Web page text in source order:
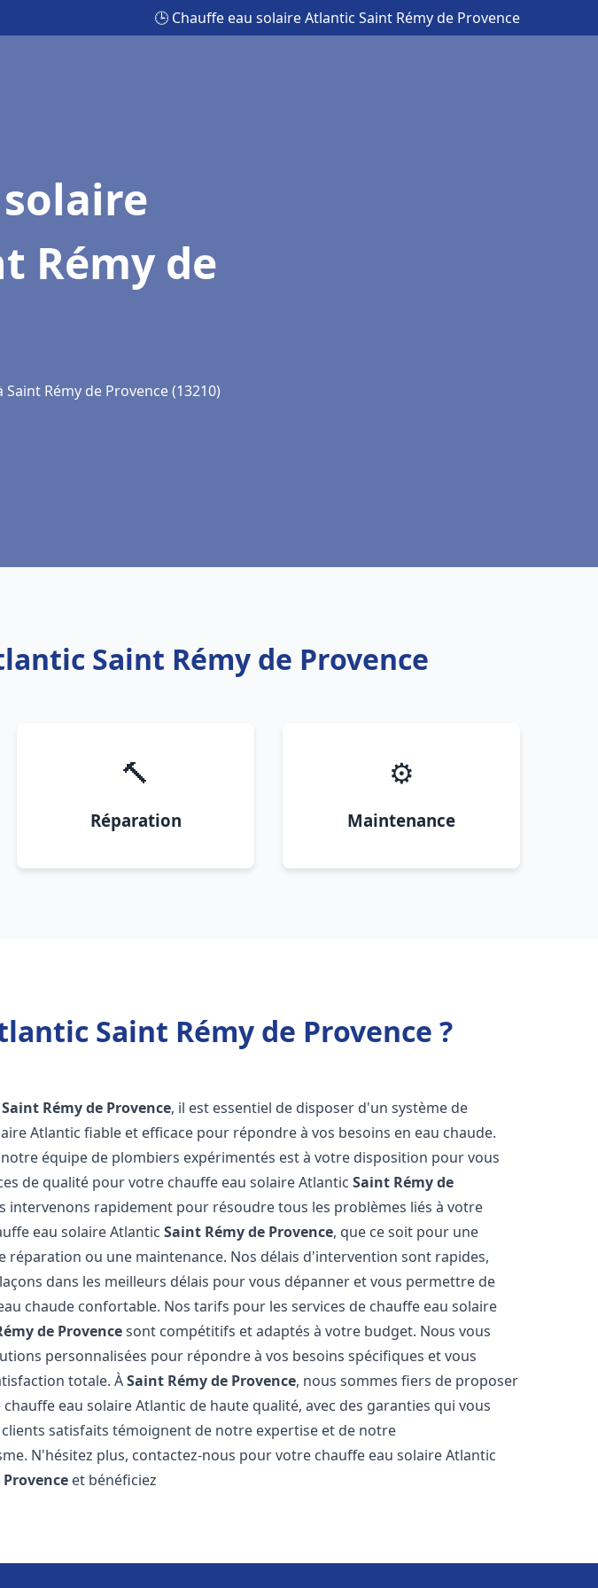
🕒 Chauffe eau solaire Atlantic Saint Rémy de Provence
Rémy de
Rémy de Provence (13210)
Saint Rémy de Provence
🔨
Réparation
⚙️
Maintenance
Saint Rémy de Provence ?
Saint Rémy de Provence, il est essentiel de disposer d'un système de
Atlantic fiable et efficace pour répondre à vos besoins en eau chaude.
équipe de plombiers expérimentés est à votre disposition pour vous
de qualité pour votre chauffe eau solaire AtlanticSaint Rémy de
intervenons rapidement pour résoudre tous les problèmes liés à votre
eau solaire AtlanticSaint Rémy de Provence, que ce soit pour une
réparation ou une maintenance. Nos délais d'intervention sont rapides,
dans les meilleurs délais pour vous dépanner et vous permettre de
chaude confortable. Nos tarifs pour les services de chauffe eau solaire
de Provencesont compétitifs et adaptés à votre budget. Nous vous
personnalisées pour répondre à vos besoins spécifiques et vous
totale. ÀSaint Rémy de Provence, nous sommes fiers de proposer
chauffe eau solaire Atlantic de haute qualité, avec des garanties qui vous
satisfaits témoignent de notre expertise et de notre
N'hésitez plus, contactez-nous pour votre chauffe eau solaire Atlantic
et bénéficiez